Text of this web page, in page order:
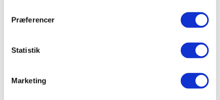
Præferencer
Statistik
Marketing
Smart lille ledningsfri bordlampe med LED, opladelig og 3 lysstyrker